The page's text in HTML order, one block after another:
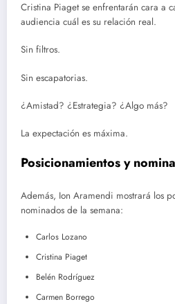
Cristina Piaget se enfrentarán cara a
audiencia cuál es su relación real.
Sin filtros.
Sin escapatorias.
¿Amistad? ¿Estrategia? ¿Algo más?
La expectación es máxima.
Posicionamientos y
Además, Ion Aramendi mostrará los
nominados de la semana:
Carlos Lozano
Cristina Piaget
Belén Rodríguez
Carmen Borrego